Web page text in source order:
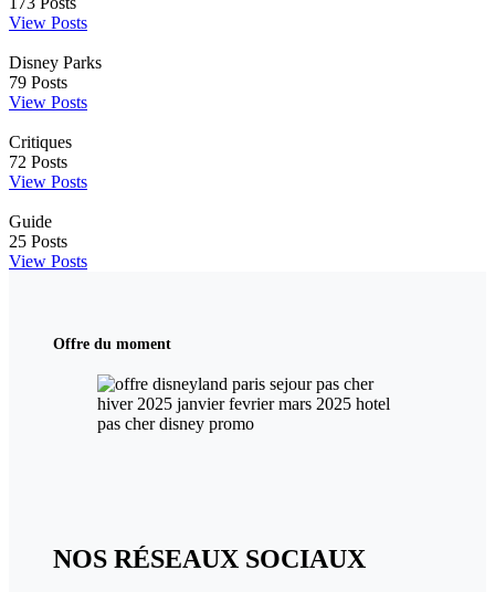
View Posts
Disney Parks
79 Posts
View Posts
Critiques
72 Posts
View Posts
Guide
25 Posts
View Posts
Offre du moment
NOS RÉSEAUX SOCIAUX